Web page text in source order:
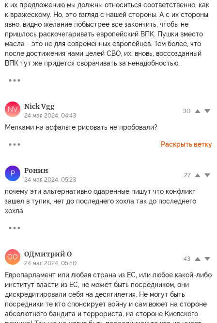
к их предложению мы должны относиться соответственно, как
к вражескому. Но, это взгляд с нашей стороны. А с их стороны,
явно, видно желание побыстрее все закончить, чтобы не
пришлось раскочегаривать европейский ВПК. Пушки вместо
масла - это не для современных европейцев. Тем более, что
после достижения нами целей СВО, их, вновь, воссозданный
ВПК тут же придется сворачивать за ненадобностью.
NV Nick Vgg
24 мая 2024, 04:43
30
Мелками на асфальте рисовать не пробовали?
Раскрыть ветку
Р Ронин
24 мая 2024, 05:23
27
почему эти альтернативно одаренные пишут что конфликт
зашел в тупик, нет до последнего хохла так до последнего
хохла
OO OДмитрий O
24 мая 2024, 05:50
43
Европарламент или любая страна из ЕС, или любое какой-либо
институт власти из ЕС, не может быть посредником, они
дискредитировали себя на десятилетия. Не могут быть
посредники те кто спонсирует войну и сам воюет на стороне
абсолютного бандита и террориста, на стороне Киевского